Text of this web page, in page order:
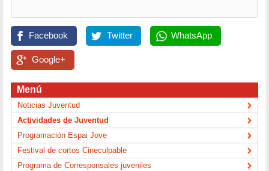
Facebook Twitter WhatsApp
Google+
Menú
Noticias Juventud
Actividades de Juventud
Programación Espai Jove
Festival de cortos Cineculpable
Programa de Corresponsales juveniles